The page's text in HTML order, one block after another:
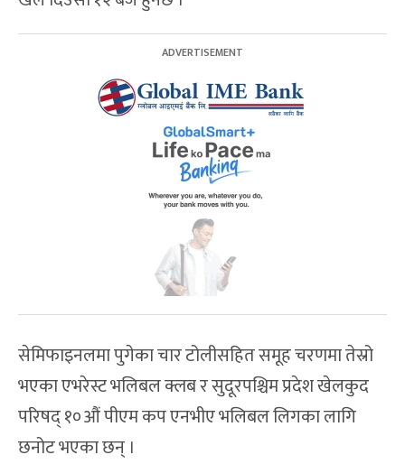
सेमिफाइनलमा पुगेका चार टोलीसहित समूह चरणमा तेस्रो
भएका एभरेस्ट भलिबल क्लब र सुदूरपश्चिम प्रदेश खेलकुद
परिषद् १०औं पीएम कप एनभीए भलिबल लिगका लागि
छनोट भएका छन् ।